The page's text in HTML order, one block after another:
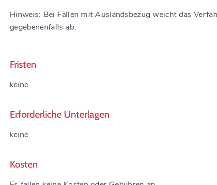
Hinweis: Bei Fällen mit Auslandsbezug weicht das
gegebenenfalls ab.
Fristen
keine
Erforderliche Unterlagen
keine
Kosten